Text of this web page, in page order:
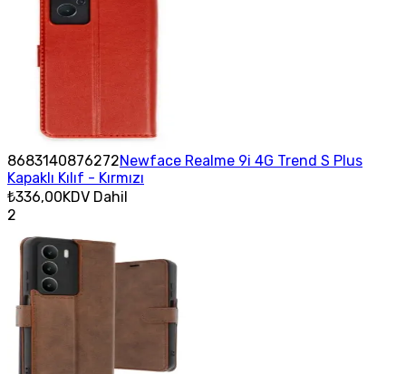
8683140876272Newface Realme 9i 4G Trend S Plus
Kapaklı Kılıf - Kırmızı
₺336,00KDV Dahil
2